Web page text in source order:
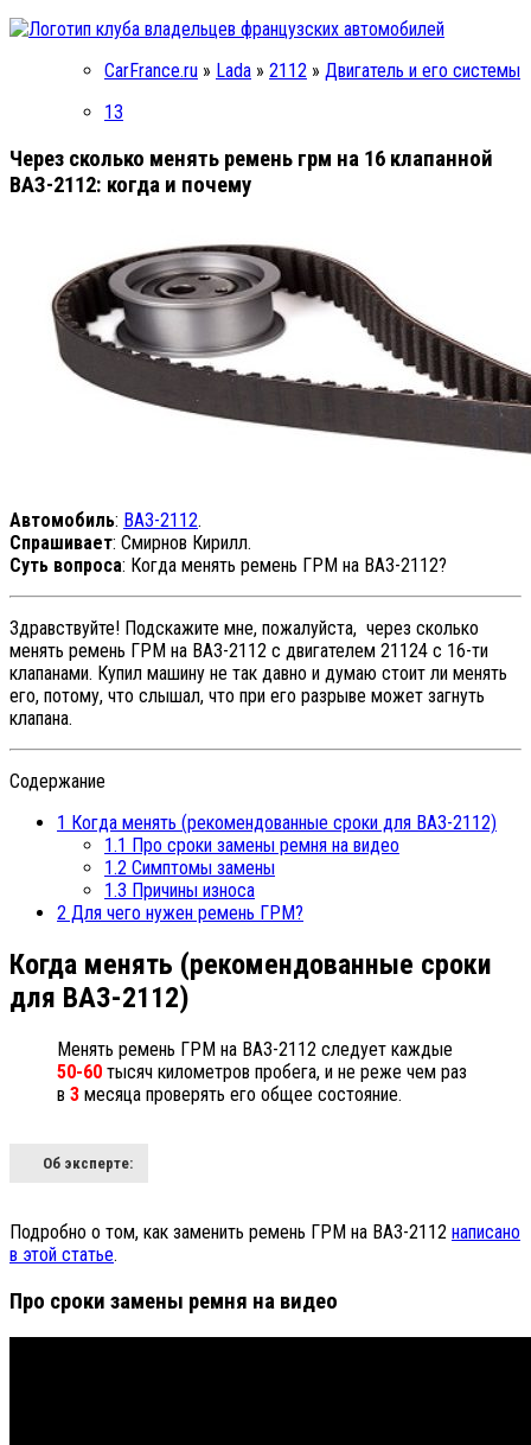
CarFrance.ru » Lada » 2112 » Двигатель и его системы
13
Через сколько менять ремень грм на 16 клапанной
ВАЗ-2112: когда и почему
Автомобиль: ВАЗ-2112.
Спрашивает: Смирнов Кирилл.
Суть вопроса: Когда менять ремень ГРМ на ВАЗ-2112?
Здравствуйте! Подскажите мне, пожалуйста, через сколько
менять ремень ГРМ на ВАЗ-2112 с двигателем 21124 с 16-ти
клапанами. Купил машину не так давно и думаю стоит ли менять
его, потому, что слышал, что при его разрыве может загнуть
клапана.
Содержание
1 Когда менять (рекомендованные сроки для ВАЗ-2112)
1.1 Про сроки замены ремня на видео
1.2 Симптомы замены
1.3 Причины износа
2 Для чего нужен ремень ГРМ?
Когда менять (рекомендованные сроки
для ВАЗ-2112)
Менять ремень ГРМ на ВАЗ-2112 следует каждые
50-60 тысяч километров пробега, и не реже чем раз
в 3 месяца проверять его общее состояние.
Об эксперте:
Подробно о том, как заменить ремень ГРМ на ВАЗ-2112 написано
в этой статье.
Про сроки замены ремня на видео